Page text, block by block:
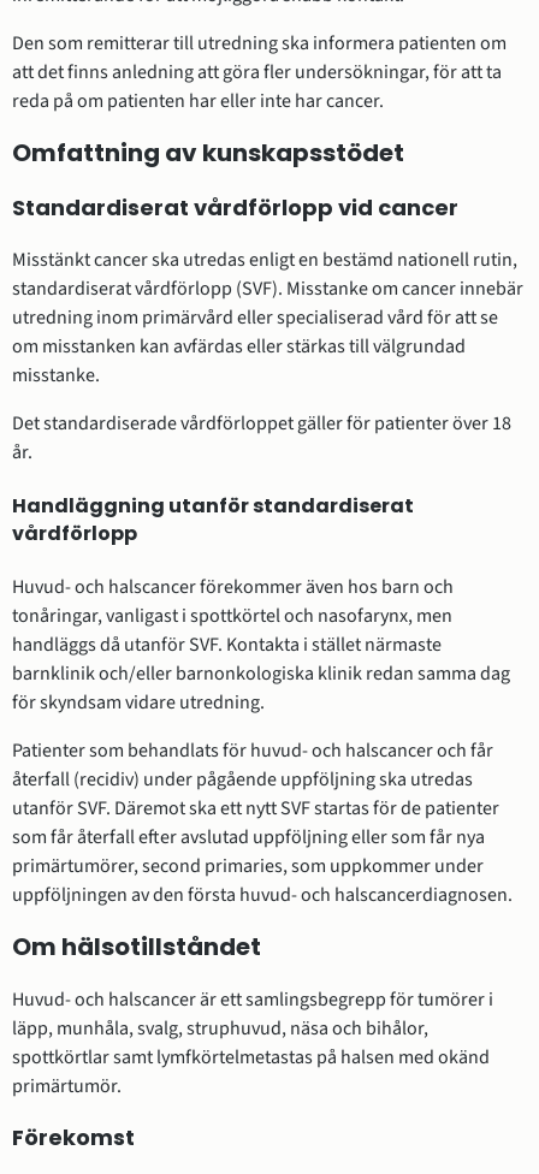
Den som remitterar till utredning ska informera patienten om
att det finns anledning att göra fler undersökningar, för att ta
reda på om patienten har eller inte har cancer.
Omfattning av kunskapsstödet
Standardiserat vårdförlopp vid cancer
Misstänkt cancer ska utredas enligt en bestämd nationell rutin,
standardiserat vårdförlopp (SVF). Misstanke om cancer innebär
utredning inom primärvård eller specialiserad vård för att se
om misstanken kan avfärdas eller stärkas till välgrundad
misstanke.
Det standardiserade vårdförloppet gäller för patienter över 18
år.
Handläggning utanför standardiserat
vårdförlopp
Huvud- och halscancer förekommer även hos barn och
tonåringar, vanligast i spottkörtel och nasofarynx, men
handläggs då utanför SVF. Kontakta i stället närmaste
barnklinik och/eller barnonkologiska klinik redan samma dag
för skyndsam vidare utredning.
Patienter som behandlats för huvud- och halscancer och får
återfall (recidiv) under pågående uppföljning ska utredas
utanför SVF. Däremot ska ett nytt SVF startas för de patienter
som får återfall efter avslutad uppföljning eller som får nya
primärtumörer, second primaries, som uppkommer under
uppföljningen av den första huvud- och halscancerdiagnosen.
Om hälsotillståndet
Huvud- och halscancer är ett samlingsbegrepp för tumörer i
läpp, munhåla, svalg, struphuvud, näsa och bihålor,
spottkörtlar samt lymfkörtelmetastas på halsen med okänd
primärtumör.
Förekomst